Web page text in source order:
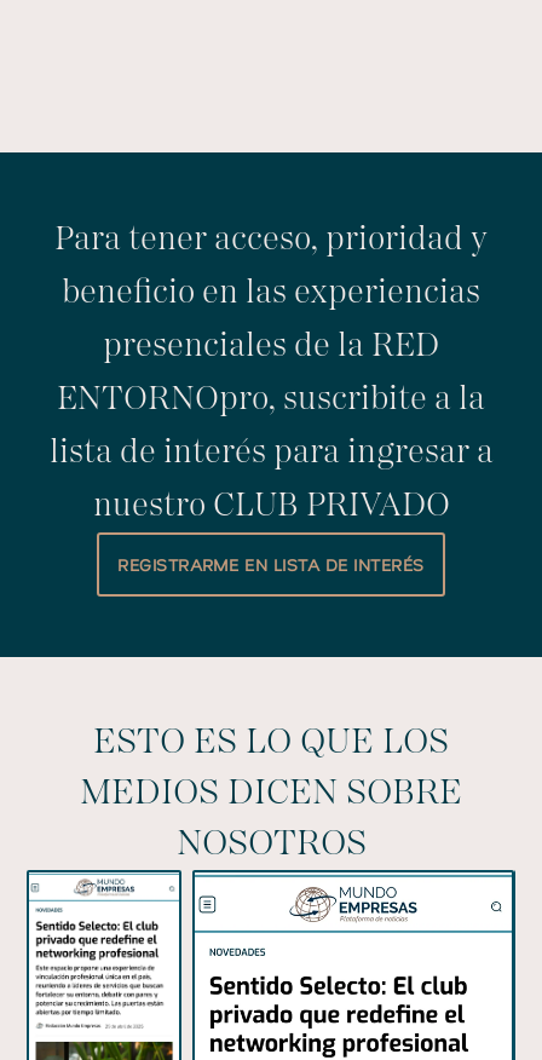
Para tener acceso, prioridad y
beneficio en las experiencias
presenciales de la RED
ENTORNOpro, suscribite a la
lista de interés para ingresar a
nuestro CLUB PRIVADO
REGISTRARME EN LISTA DE INTERÉS
ESTO ES LO QUE LOS
MEDIOS DICEN SOBRE
NOSOTROS